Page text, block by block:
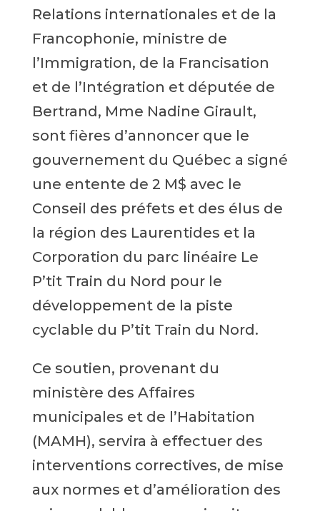
Relations internationales et de la
Francophonie, ministre de
l’Immigration, de la Francisation
et de l’Intégration et députée de
Bertrand, Mme Nadine Girault,
sont fières d’annoncer que le
gouvernement du Québec a signé
une entente de 2 M$ avec le
Conseil des préfets et des élus de
la région des Laurentides et la
Corporation du parc linéaire Le
P’tit Train du Nord pour le
développement de la piste
cyclable du P’tit Train du Nord.
Ce soutien, provenant du
ministère des Affaires
municipales et de l’Habitation
(MAMH), servira à effectuer des
interventions correctives, de mise
aux normes et d’amélioration des